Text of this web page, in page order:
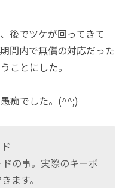
後でツケが回ってきて
間内で無償の対応だった
ことにした。
痴でした。(^^;)
の事。実際のキーボ
ます。